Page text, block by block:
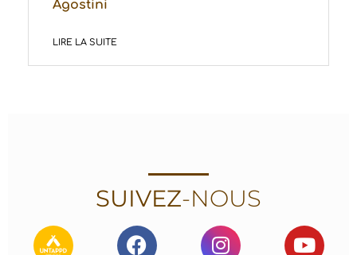
Agostini
LIRE LA SUITE
SUIVEZ-NOUS